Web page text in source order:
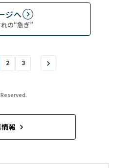
ジへ
の“急ぎ”
2 3
報